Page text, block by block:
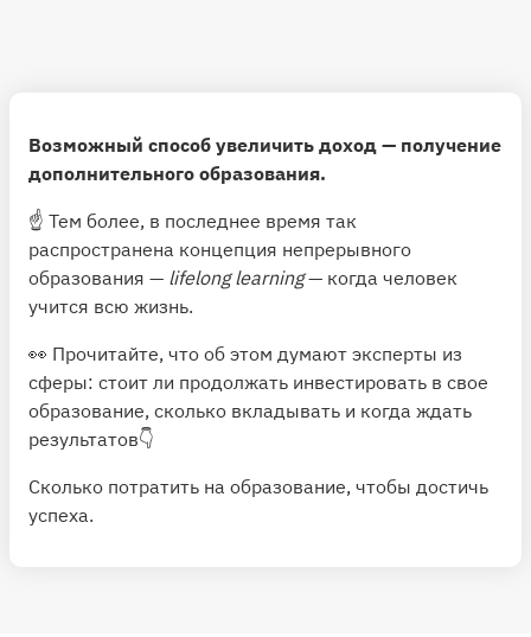
Возможный способ увеличить доход — получение
дополнительного образования.
☝️ Тем более, в последнее время так
распространена концепция непрерывного
образования — lifelong learning— когда человек
учится всю жизнь.
👀 Прочитайте, что об этом думают эксперты из
сферы: стоит ли продолжать инвестировать в свое
образование, сколько вкладывать и когда ждать
результатов👇
Сколько потратить на образование, чтобы достичь
успеха.